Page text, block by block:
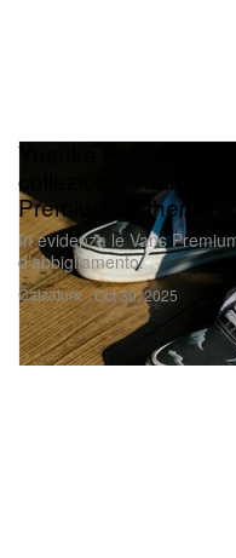
Calzature
Yusuke Hanai e
collezione
Premium Authentic
In evidenza le Vans
d’abbigliamento.
Oct 30, 2025